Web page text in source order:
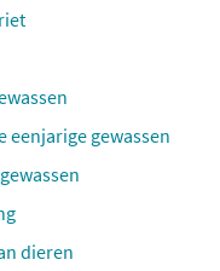
eenjarige gewassen
dieren